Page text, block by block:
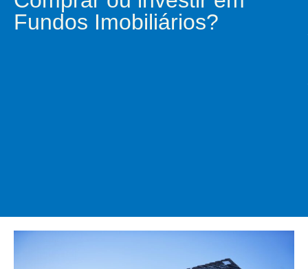
Fundos Imobiliários?